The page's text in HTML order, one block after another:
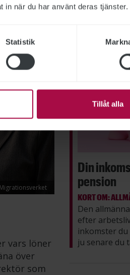
in när du har använt deras tjänster.
Statistik
Tillåt alla
vars löner
över
som
Din
pension
KORT OM:
Den
efter
inkomster
ju senare du